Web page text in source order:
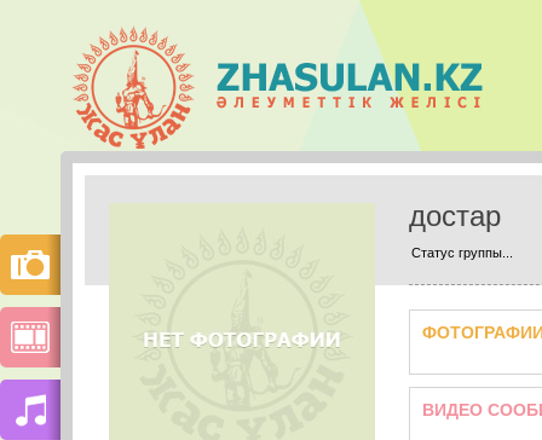
достар
Статус группы...
ВИДЕО